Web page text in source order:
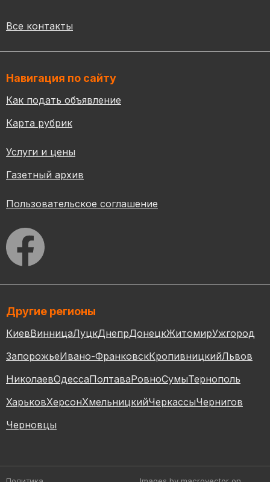
Все контакты
Навигация по сайту
Как подать объявление
Карта рубрик
Услуги и цены
Газетный архив
Пользовательское соглашение
Другие регионы
КиевВинницаЛуцкДнепрДонецкЖитомирУжгород
ЗапорожьеИвано-ФранковскКропивницкийЛьвов
НиколаевОдессаПолтаваРовноСумыТернополь
ХарьковХерсонХмельницкийЧеркассыЧернигов
Черновцы